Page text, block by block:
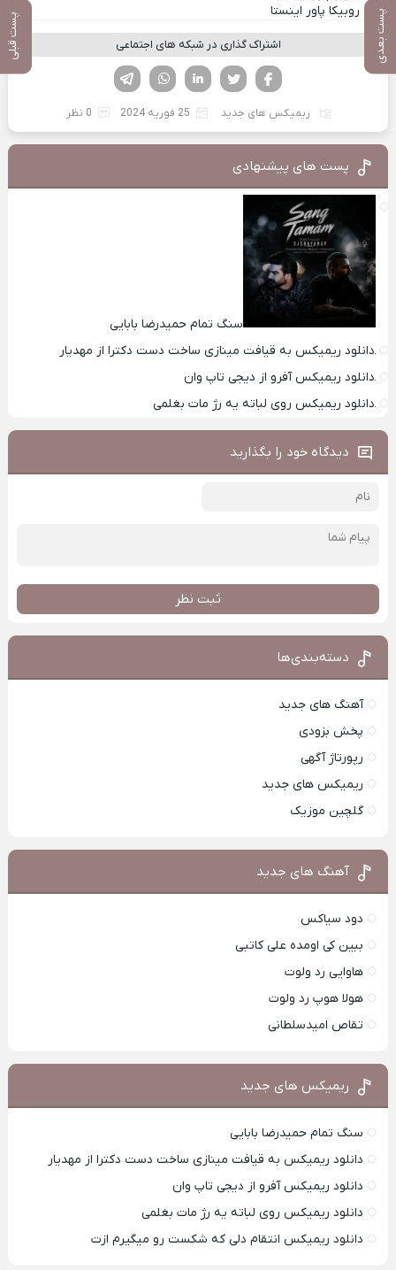
پست بعدی پست قبلی
کانال روبیکا پاور اینستا
اشتراک گذاری در شبکه های اجتماعی
لینکدین تویتر
فیسوک
ریمیکس های جدید 25 فوریه 2024 0 نظر
پست های پیشنهادی
سنگ تمام حمیدرضا بابایی
دانلود ریمیکس به قیافت مینازی ساخت دست دکترا از مهدیار
دانلود ریمیکس آفرو از ديجی تاپ وان
دانلود ریمیکس روی لباته یه رژ مات بغلمی
دیدگاه خود را بگذارید
ثبت نظر
دسته‌بندی‌ها
آهنگ های جدید
پخش بزودی
رپورتاژ آگهی
ریمیکس های جدید
گلچین موزیک
آهنگ های جدید
دود سیاکس
ببین کی اومده علی کاتبی
هاوایی رد ولوت
هولا هوپ رد ولوت
تقاص امیدسلطانی
ریمیکس های جدید
سنگ تمام حمیدرضا بابایی
دانلود ریمیکس به قیافت مینازی ساخت دست دکترا از مهدیار
دانلود ریمیکس آفرو از ديجی تاپ وان
دانلود ریمیکس روی لباته یه رژ مات بغلمی
دانلود ریمیکس انتقام دلی که شکست رو میگیرم ازت